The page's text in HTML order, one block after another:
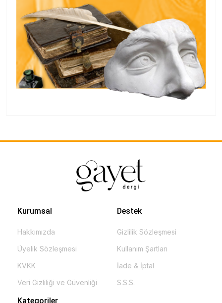
Kurumsal
Hakkımızda
Üyelik Sözleşmesi
KVKK
Veri Gizliliği ve Güvenliği
Destek
Gizlilik Sözleşmesi
Kullanım Şartları
İade & İptal
S.S.S.
Kategoriler